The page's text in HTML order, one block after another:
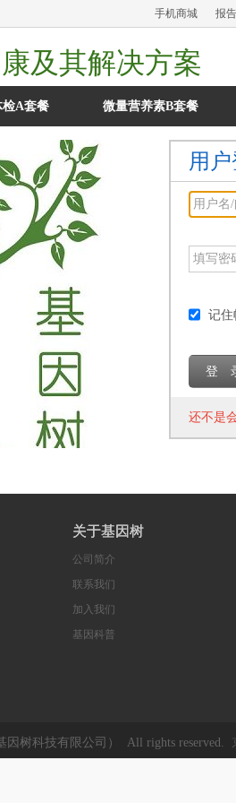
报
手机商城
及其解决方案
检A套餐 微量营养素B套餐
用
记住
登
还不是
关于基因树
公司简介
联系我们
加入我们
基因科普
因树科技有限公司） All rights reserved.